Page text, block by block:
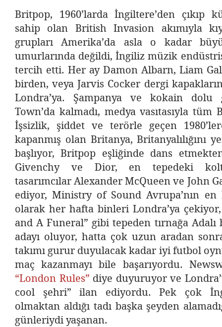
Britpop, 1960’larda İngiltere’den çıkıp
sahip olan British Invasion akımıyla
grupları Amerika’da asla o kadar
umurlarında değildi, İngiliz müzik
tercih etti. Her ay Damon Albarn, Liam
birden, veya Jarvis Cocker dergi
Londra’ya. Şampanya ve kokain dolu
Town’da kalmadı, medya vasıtasıyla tüm
İşsizlik, şiddet ve terörle geçen
kapanmış olan Britanya, Britanyalılığını
başlıyor, Britpop eşliğinde dans
Givenchy ve Dior, en tepedeki
tasarımcılar Alexander McQueen ve John
ediyor, Ministry of Sound Avrupa’nın
olarak her hafta binleri Londra’ya
and A Funeral” gibi tepeden tırnağa
adayı oluyor, hatta çok uzun aradan
takımı gurur duyulacak kadar iyi futbol
maç kazanmayı bile başarıyordu.
“London Rules” diye duyuruyor ve
cool şehri” ilan ediyordu. Pek çok
olmaktan aldığı tadı başka şeyden
günleriydi yaşanan.